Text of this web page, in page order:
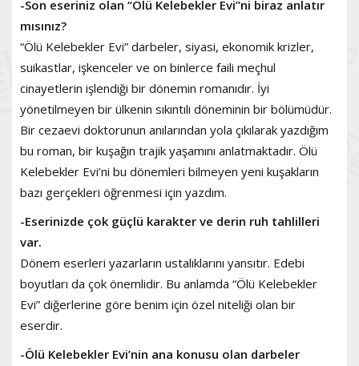
-Son eseriniz olan “Ölü Kelebekler Evi”ni biraz anlatır
mısınız?
“Ölü Kelebekler Evi” darbeler, siyasi, ekonomik krizler,
suikastlar, işkenceler ve on binlerce faili meçhul
cinayetlerin işlendiği bir dönemin romanıdır. İyi
yönetilmeyen bir ülkenin sıkıntılı döneminin bir bölümüdür.
Bir cezaevi doktorunun anılarından yola çıkılarak yazdığım
bu roman, bir kuşağın trajik yaşamını anlatmaktadır. Ölü
Kelebekler Evi’ni bu dönemleri bilmeyen yeni kuşakların
bazı gerçekleri öğrenmesi için yazdım.
-Eserinizde çok güçlü karakter ve derin ruh tahlilleri
var.
Dönem eserleri yazarların ustalıklarını yansıtır. Edebi
boyutları da çok önemlidir. Bu anlamda “Ölü Kelebekler
Evi” diğerlerine göre benim için özel niteliği olan bir
eserdir.
-Ölü Kelebekler Evi’nin ana konusu olan darbeler